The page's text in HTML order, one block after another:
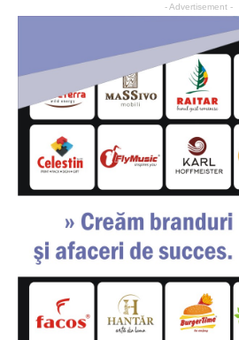
- Advertisement -